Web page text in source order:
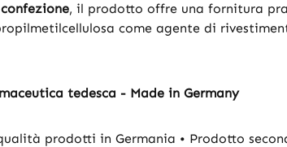
, il prodotto offre una fornitura
come agente di
tedesca - Made in Germany
prodotti in Germania • Prodotto